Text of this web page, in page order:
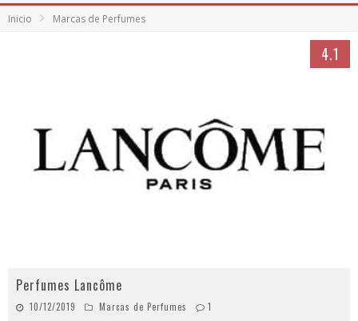
Inicio Marcas de Perfumes
4.1
Perfumes Lancôme
10/12/2019 Marcas de Perfumes 1